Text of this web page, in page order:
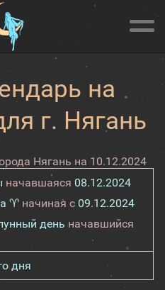
на
г. Нягань
Нягань на 10.12.2024
начавшаяся 08.12.2024
♈ начиная с 09.12.2024
день начавшийся
дня